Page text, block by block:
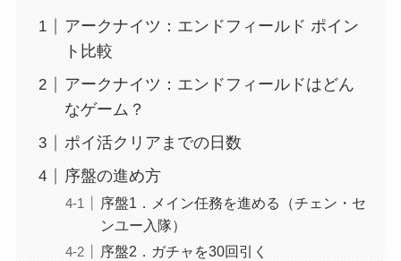
アークナイツ：エンドフィールド ポイン
ト比較
アークナイツ：エンドフィールドはどん
なゲーム？
ポイ活クリアまでの日数
序盤の進め方
序盤1．メイン任務を進める（チェン・セ
ンユー入隊）
序盤2．ガチャを30回引く